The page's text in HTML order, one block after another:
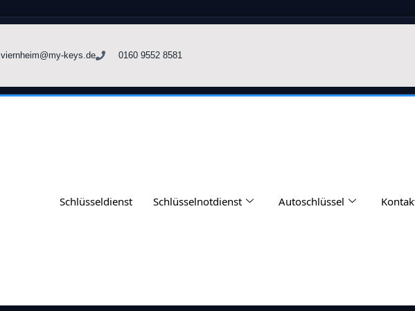
viernheim@my-keys.de 0160 9552 8581
Schlüsseldienst Schlüsselnotdienst Autoschlüssel